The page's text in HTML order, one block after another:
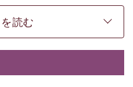
泉に抱かれながら、眼下
ます。
お部屋は段差がない等の
。
変わる諏訪湖を眺めなが
読む